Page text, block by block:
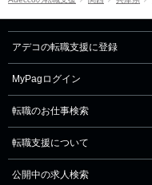
アデコの転職支援に登録
MyPagログイン
転職のお仕事検索
転職支援について
公開中の求人検索